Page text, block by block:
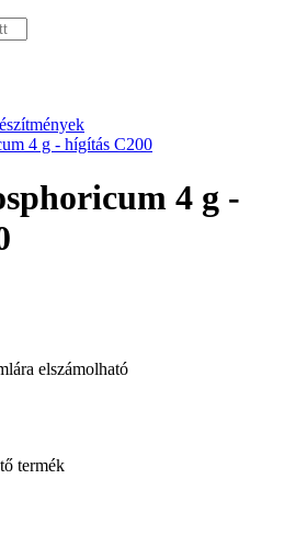
4 g - hígítás C200
4 g -
elszámolható
termék